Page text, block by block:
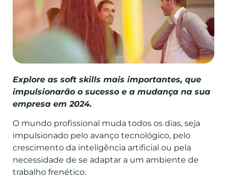
Explore as soft skills mais importantes, que
impulsionarão o sucesso e a mudança na sua
empresa em 2024.
O mundo profissional muda todos os dias, seja
impulsionado pelo avanço tecnológico, pelo
crescimento da inteligência artificial ou pela
necessidade de se adaptar a um ambiente de
trabalho frenético.